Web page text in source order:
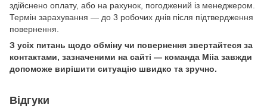
здійснено оплату, або на рахунок, погоджений із менеджером.
Термін зарахування — до 3 робочих днів після підтвердження
повернення.
З усіх питань щодо обміну чи повернення звертайтеся за
контактами, зазначеними на сайті — команда Miia завжди
допоможе вирішити ситуацію швидко та зручно.
Відгуки